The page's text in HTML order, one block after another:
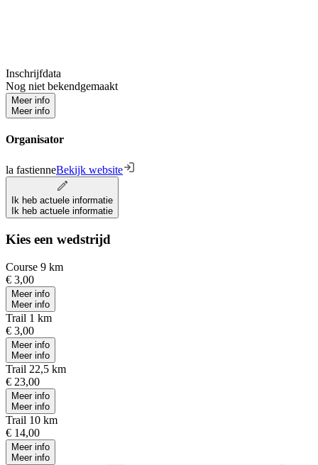
Inschrijfdata
Nog niet bekendgemaakt
Meer info
Meer info
Organisator
la fastienneBekijk website
Ik heb actuele informatie
Ik heb actuele informatie
Kies een wedstrijd
Course 9 km
€ 3,00
Meer info
Meer info
Trail 1 km
€ 3,00
Meer info
Meer info
Trail 22,5 km
€ 23,00
Meer info
Meer info
Trail 10 km
€ 14,00
Meer info
Meer info